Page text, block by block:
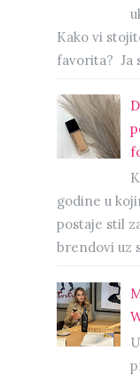
Kako vi
favorita? Ja
godine u
postaje stil
brendovi uz